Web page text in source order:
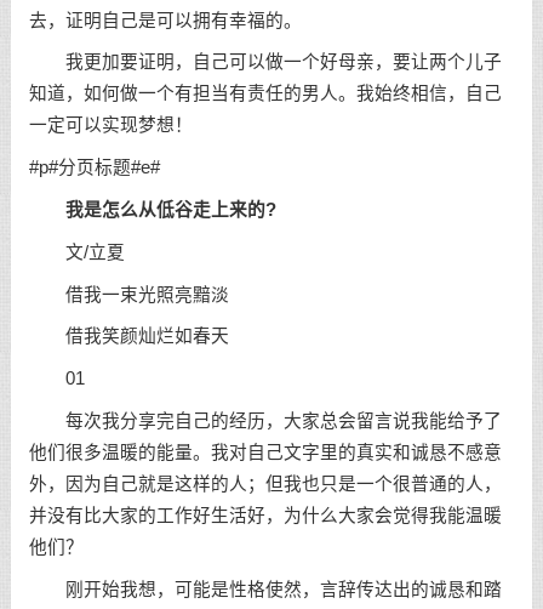
去，证明自己是可以拥有幸福的。
我更加要证明，自己可以做一个好母亲，要让两个儿子
知道，如何做一个有担当有责任的男人。我始终相信，自己
一定可以实现梦想！
#p#分页标题#e#
我是怎么从低谷走上来的?
文/立夏
借我一束光照亮黯淡
借我笑颜灿烂如春天
01
每次我分享完自己的经历，大家总会留言说我能给予了
他们很多温暖的能量。我对自己文字里的真实和诚恳不感意
外，因为自己就是这样的人；但我也只是一个很普通的人，
并没有比大家的工作好生活好，为什么大家会觉得我能温暖
他们？
刚开始我想，可能是性格使然，言辞传达出的诚恳和踏